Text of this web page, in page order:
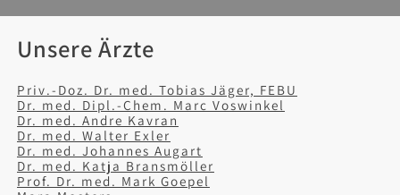
Unsere Ärzte
Priv.-Doz. Dr. med. Tobias Jäger, FEBU
Dr. med. Dipl.-Chem. Marc Voswinkel
Dr. med. Andre Kavran
Dr. med. Walter Exler
Dr. med. Johannes Augart
Dr. med. Katja Bransmöller
Prof. Dr. med. Mark Goepel